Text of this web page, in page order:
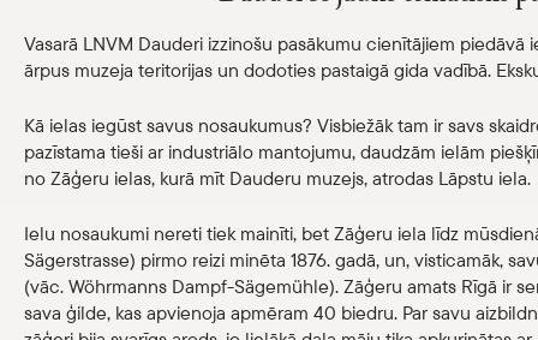
Par mums
Skolām
eMuzejs
Vasarā LNVM Dauderi izzinošu pasākumu cienītājiem
ārpus muzeja teritorijas un dodoties pastaigā gida vadībā.
Kā ielas iegūst savus nosaukumus? Visbiežāk tam ir savs
pazīstama tieši ar industriālo mantojumu, daudzām ielām
no Zāģeru ielas, kurā mīt Dauderu muzejs, atrodas Lāpstu iela.
Ielu nosaukumi nereti tiek mainīti, bet Zāģeru iela līdz
Sägerstrasse) pirmo reizi minēta 1876. gadā, un, visticamāk,
(vāc. Wöhrmanns Dampf-Sägemühle). Zāģeru amats Rīgā ir
sava ģilde, kas apvienoja apmēram 40 biedru. Par savu